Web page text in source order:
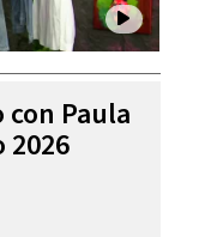
Paula
2026